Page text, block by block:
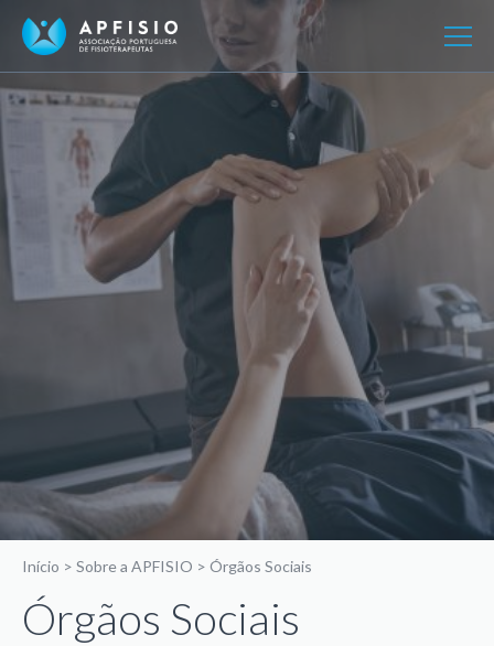
Início > Sobre a APFISIO > Órgãos Sociais
Órgãos Sociais